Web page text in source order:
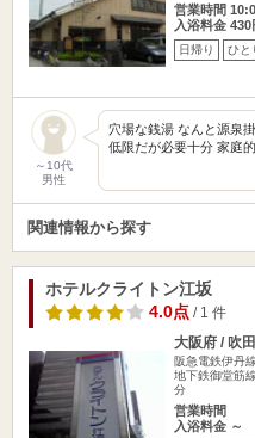
営業時間
入浴料金 430
日帰り ひと
～10代
男性
穴場な銭湯 なんと源泉
低限だが必要十分 家庭
関連情報から探す
ホテルクライトン江坂
4.0点/ 1 件
大阪府 / 吹
阪急電鉄伊丹
地下鉄御堂筋
分
営業時間
入浴料金 ～